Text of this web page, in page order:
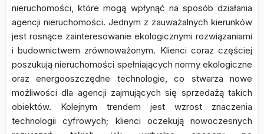
nieruchomości, które mogą wpłynąć na sposób działania
agencji nieruchomości. Jednym z zauważalnych kierunków
jest rosnące zainteresowanie ekologicznymi rozwiązaniami
i budownictwem zrównoważonym. Klienci coraz częściej
poszukują nieruchomości spełniających normy ekologiczne
oraz energooszczędne technologie, co stwarza nowe
możliwości dla agencji zajmujących się sprzedażą takich
obiektów. Kolejnym trendem jest wzrost znaczenia
technologii cyfrowych; klienci oczekują nowoczesnych